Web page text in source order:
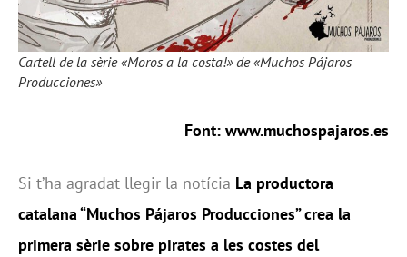
Cartell de la sèrie «Moros a la costa!» de «Muchos Pájaros
Producciones»
Font: www.muchospajaros.es
Si t’ha agradat llegir la notícia La productora
catalana “Muchos Pájaros Producciones” crea la
primera sèrie sobre pirates a les costes del